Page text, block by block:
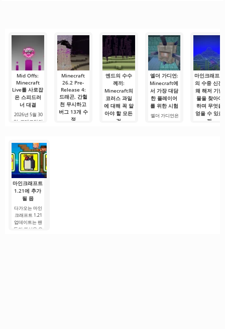
사용자에게 무
료 버전은 모든
편집 요구를
있는 서비스 중
하나입니다. 이
곳에는 최신 미
디어 제품뿐만
아니라
에 달려 있습니
다. 복잡한
루를 시작하거
나 힘든 하루를.
시작할 수
Mid Offs:
Minecraft
Live를 사로잡
은 스피드러
너 대결
2026년 5월 30
일, 로테르담의
적인 e스포츠 이
벤트
Minecraft
26.2 Pre-
Release 4:
드래곤, 간헐
천 무시하고
버그 13개 수
정
엔드의 수수
께끼:
Minecraft의
코러스 과일
에 대해 꼭 알
아야 할 모든
것
엘더 가디언:
Minecraft에
서 가장 대담
한 플레이어
를 위한 시험
엘더 가디언은
마인크래프트
의 수중 신전:
왜 해저 기념
물을 찾아야
하며 무엇을
얻을 수 있을
까
마인크래프트
1.21에 추가
될 몹
다가오는 마인
크래프트 1.21
업데이트는 팬
들의 관심을 유